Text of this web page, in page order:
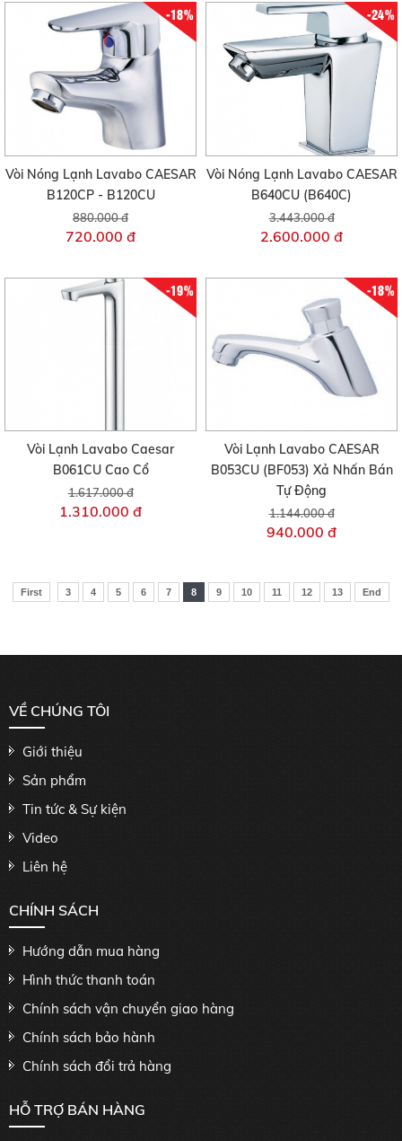
-18%
Vòi Nóng Lạnh Lavabo CAESAR
B120CP - B120CU
880.000 đ
720.000 đ
-24%
Vòi Nóng Lạnh Lavabo CAESAR
B640CU (B640C)
3.443.000 đ
2.600.000 đ
-19%
Vòi Lạnh Lavabo Caesar
B061CU Cao Cổ
1.617.000 đ
1.310.000 đ
-18%
Vòi Lạnh Lavabo CAESAR
B053CU (BF053) Xả Nhấn Bán
Tự Động
1.144.000 đ
940.000 đ
First 3 4 5 6 7 8 9 10 11 12 13 End
VỀ CHÚNG TÔI
Giới thiệu
Sản phẩm
Tin tức & Sự kiện
Video
Liên hệ
CHÍNH SÁCH
Hướng dẫn mua hàng
Hình thức thanh toán
Chính sách vận chuyển giao hàng
Chính sách bảo hành
Chính sách đổi trả hàng
HỖ TRỢ BÁN HÀNG